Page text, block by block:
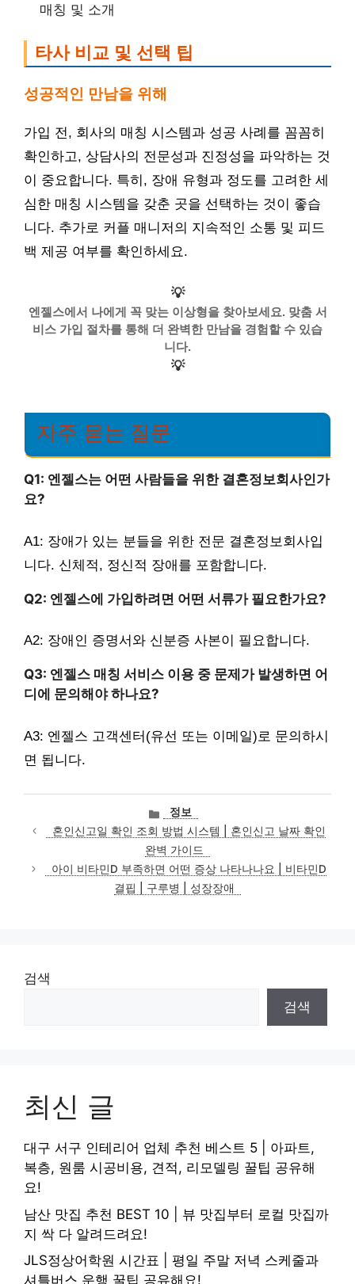
매칭 및 소개
타사 비교 및 선택 팁
성공적인 만남을 위해
가입 전, 회사의 매칭 시스템과 성공 사례를 꼼꼼히
확인하고, 상담사의 전문성과 진정성을 파악하는 것
이 중요합니다. 특히, 장애 유형과 정도를 고려한 세
심한 매칭 시스템을 갖춘 곳을 선택하는 것이 좋습
니다. 추가로 커플 매니저의 지속적인 소통 및 피드
백 제공 여부를 확인하세요.
💡
엔젤스에서 나에게 꼭 맞는 이상형을 찾아보세요. 맞춤 서
비스 가입 절차를 통해 더 완벽한 만남을 경험할 수 있습
니다.
💡
자주 묻는 질문
Q1: 엔젤스는 어떤 사람들을 위한 결혼정보회사인가
요?
A1: 장애가 있는 분들을 위한 전문 결혼정보회사입
니다. 신체적, 정신적 장애를 포함합니다.
Q2: 엔젤스에 가입하려면 어떤 서류가 필요한가요?
A2: 장애인 증명서와 신분증 사본이 필요합니다.
Q3: 엔젤스 매칭 서비스 이용 중 문제가 발생하면 어
디에 문의해야 하나요?
A3: 엔젤스 고객센터(유선 또는 이메일)로 문의하시
면 됩니다.
카
테
고
리
정보
혼인신고일 확인 조회 방법 시스템 | 혼인신고 날짜 확인
완벽 가이드
아이 비타민D 부족하면 어떤 증상 나타나나요 | 비타민D
결핍 | 구루병 | 성장장애
검색
검색
최신 글
대구 서구 인테리어 업체 추천 베스트 5 | 아파트,
복층, 원룸 시공비용, 견적, 리모델링 꿀팁 공유해
요!
남산 맛집 추천 BEST 10 | 뷰 맛집부터 로컬 맛집까
지 싹 다 알려드려요!
JLS정상어학원 시간표 | 평일 주말 저녁 스케줄과
셔틀버스 운행 꿀팁 공유해요!